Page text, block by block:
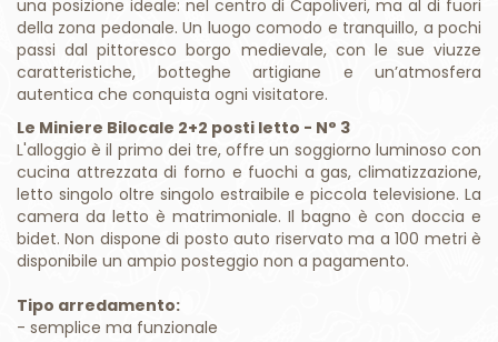
Proponiamo un complesso di tre appartamenti situato in
una posizione ideale: nel centro di Capoliveri, ma al di fuori
della zona pedonale. Un luogo comodo e tranquillo, a pochi
passi dal pittoresco borgo medievale, con le sue viuzze
caratteristiche, botteghe artigiane e un’atmosfera
autentica che conquista ogni visitatore.
Le Miniere Bilocale 2+2 posti letto - N° 3
L'alloggio è il primo dei tre, offre un soggiorno luminoso con
cucina attrezzata di forno e fuochi a gas, climatizzazione,
letto singolo oltre singolo estraibile e piccola televisione. La
camera da letto è matrimoniale. Il bagno è con doccia e
bidet. Non dispone di posto auto riservato ma a 100 metri è
disponibile un ampio posteggio non a pagamento.